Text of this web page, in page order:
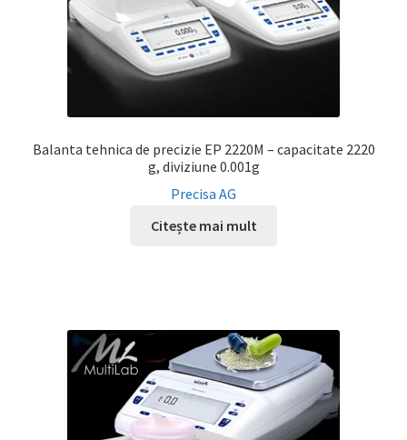
Balanta tehnica de precizie EP 2220M – capacitate 2220
g, diviziune 0.001g
Precisa AG
Citește mai mult